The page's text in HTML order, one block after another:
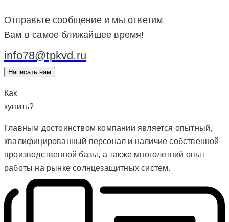
Отправьте сообщение и мы ответим
Вам в самое ближайшее время!
info78@tpkvd.ru
Написать нам
Как
купить?
Главным достоинством компании является опытный,
квалифицированный персонал и наличие собственной
производственной базы, а также многолетний опыт
работы на рынке солнцезащитных систем.